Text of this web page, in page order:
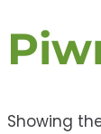
Showing